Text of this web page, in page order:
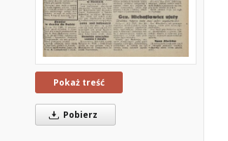
Pokaż treść
Pobierz